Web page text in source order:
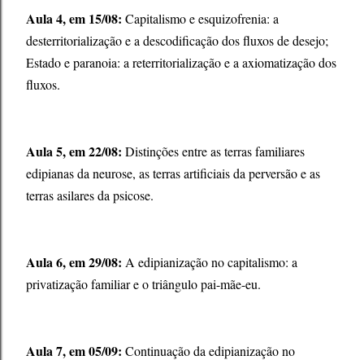
Aula 4, em 15/08: Capitalismo e esquizofrenia: a
desterritorialização e a descodificação dos fluxos de desejo;
Estado e paranoia: a reterritorialização e a axiomatização dos
fluxos.
Aula 5, em 22/08: Distinções entre as terras familiares
edipianas da neurose, as terras artificiais da perversão e as
terras asilares da psicose.
Aula 6, em 29/08: A edipianização no capitalismo: a
privatização familiar e o triângulo pai-mãe-eu.
Aula 7, em 05/09: Continuação da edipianização no